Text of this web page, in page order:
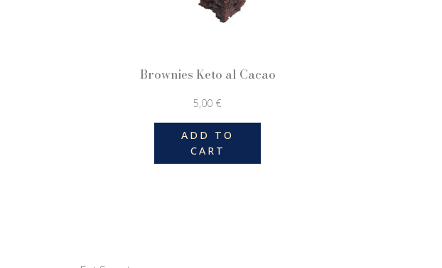
Brownies Keto al Cacao
5,00 €
ADD TO
CART